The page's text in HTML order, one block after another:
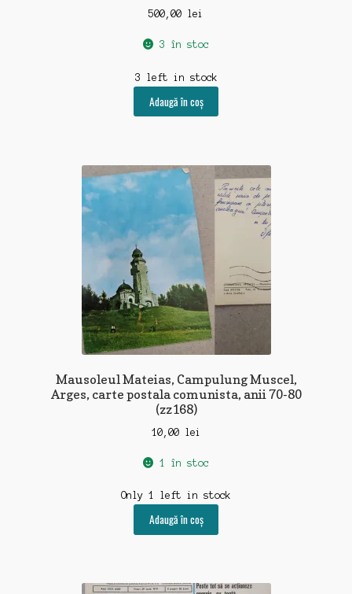
500,00 lei
3 în stoc
3 left in stock
Adaugă în coș
Mausoleul Mateias, Campulung Muscel,
Arges, carte postala comunista, anii 70-80
(zz168)
10,00 lei
1 în stoc
Only 1 left in stock
Adaugă în coș